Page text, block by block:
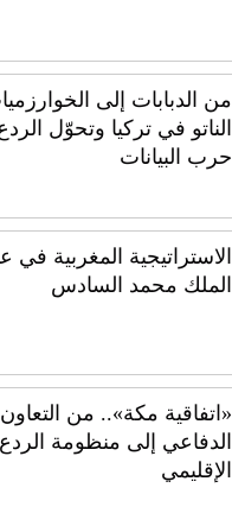
من الدبابات إلى
الناتو في تركيا وتحوّل
حرب البيانات
الاستراتيجية المغربية في
الملك محمد السادس
«اتفاقية مكة».. من التعاون
الدفاعي إلى منظومة الردع
الإقليمي